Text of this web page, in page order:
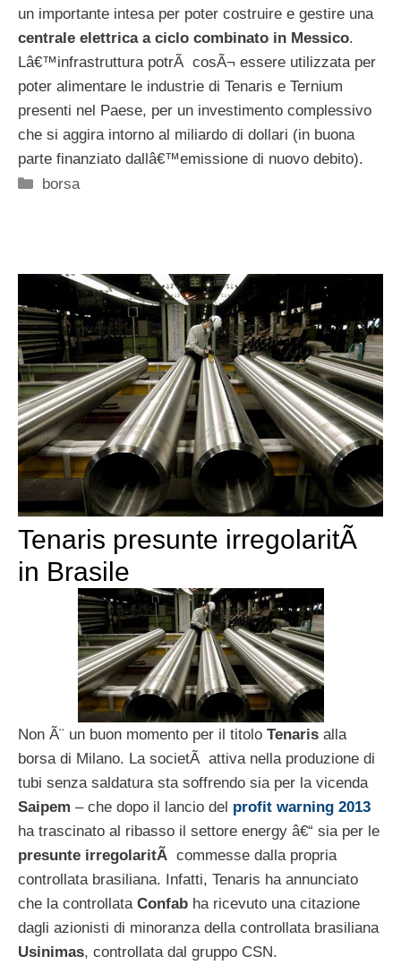
un importante intesa per poter costruire e gestire una
centrale elettrica a ciclo combinato in Messico.
Lâ€™infrastruttura potrÃ cosÃ¬ essere utilizzata per
poter alimentare le industrie di Tenaris e Ternium
presenti nel Paese, per un investimento complessivo
che si aggira intorno al miliardo di dollari (in buona
parte finanziato dallâ€™emissione di nuovo debito).
Categorie
borsa
Tenaris presunte irregolaritÃ
in Brasile
Non Ã¨ un buon momento per il titolo Tenaris alla
borsa di Milano. La societÃ attiva nella produzione di
tubi senza saldatura sta soffrendo sia per la vicenda
Saipem – che dopo il lancio del profit warning 2013
ha trascinato al ribasso il settore energy â€“ sia per le
presunte irregolaritÃ commesse dalla propria
controllata brasiliana. Infatti, Tenaris ha annunciato
che la controllata Confab ha ricevuto una citazione
dagli azionisti di minoranza della controllata brasiliana
Usinimas, controllata dal gruppo CSN.